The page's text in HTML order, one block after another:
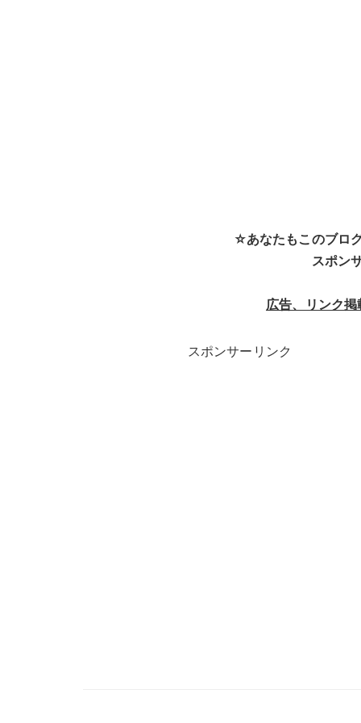
☆あなたもこのブロ
スポン
広告、リンク
スポンサーリンク